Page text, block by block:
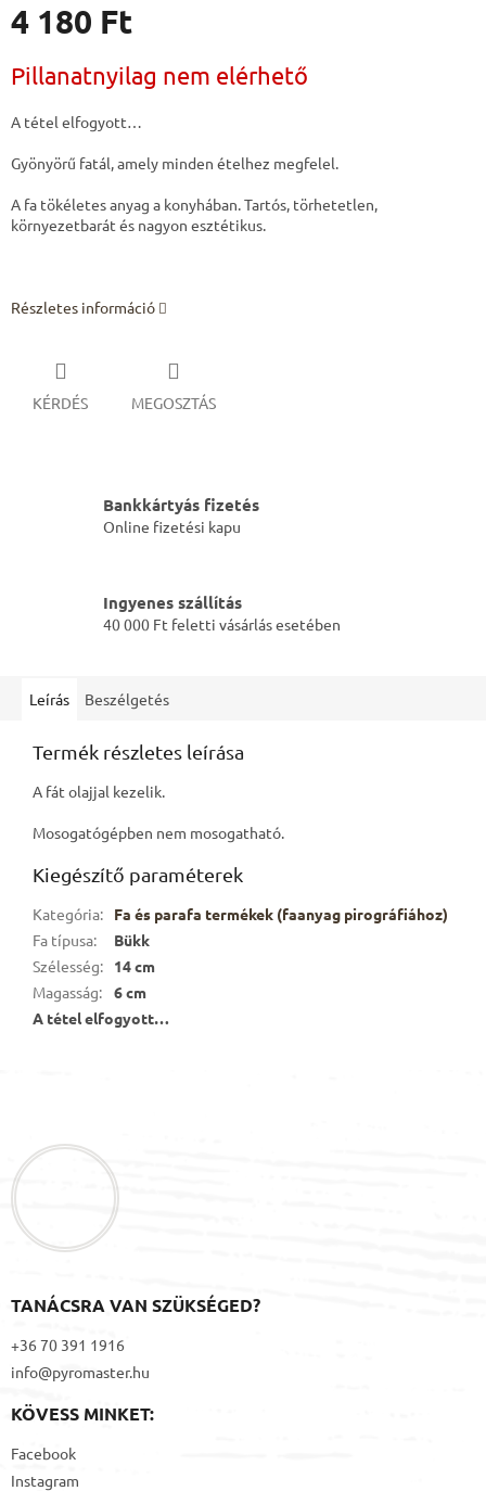
4 180 Ft
Pillanatnyilag nem elérhető
A tétel elfogyott…
Gyönyörű fatál, amely minden ételhez megfelel.
A fa tökéletes anyag a konyhában. Tartós, törhetetlen,
környezetbarát és nagyon esztétikus.
Részletes információ
KÉRDÉS MEGOSZTÁS
Bankkártyás fizetés
Online fizetési kapu
Ingyenes szállítás
40 000 Ft feletti vásárlás esetében
Leírás Beszélgetés
Termék részletes leírása
A fát olajjal kezelik.
Mosogatógépben nem mosogatható.
Kiegészítő paraméterek
Kategória:
Fa és parafa termékek (faanyag pirográfiához)
Fa típusa:
Bükk
Szélesség:
14 cm
Magasság:
6 cm
A tétel elfogyott…
TANÁCSRA VAN SZÜKSÉGED?
+36 70 391 1916
info@pyromaster.hu
KÖVESS MINKET:
Facebook
Instagram